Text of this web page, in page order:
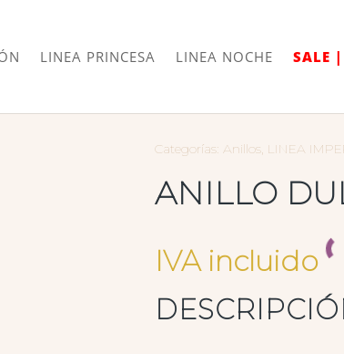
LINEA PRINCESA LINEA NOCHE SALE |
Categorías: Anillos, LINEA
ANILLO
IVA incluido